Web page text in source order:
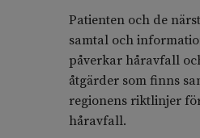
Patienten och de
samtal och
påverkar håravfall
åtgärder som finns
regionens riktlinjer
håravfall.